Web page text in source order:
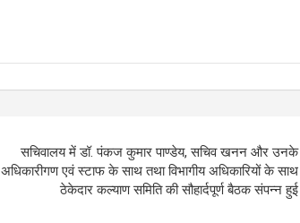
सचिवालय में डॉ. पंकज कुमार पाण्डेय, सचिव खनन और उनके
अधिकारीगण एवं स्टाफ के साथ तथा विभागीय अधिकारियों के साथ
ठेकेदार कल्याण समिति की सौहार्दपूर्ण बैठक संपन्न हुई